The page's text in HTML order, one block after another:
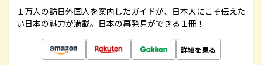
１万人の訪日外国人を案内したガイドが、日本人にこそ伝えた
い日本の魅力が満載。日本の再発見ができる１冊！
詳細を見る